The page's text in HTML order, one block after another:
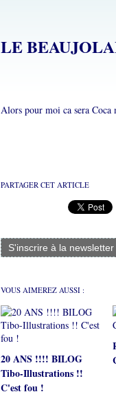
LE
Alors pour moi ca sera Coca
PARTAGER CET ARTICLE
S'inscrire à la newsletter
VOUS AIMEREZ AUSSI :
20 ANS !!!! BILOG
Tibo-Illustrations !!
C'est fou !